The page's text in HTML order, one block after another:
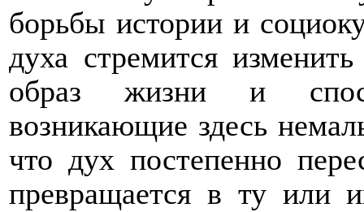
борьбы истории и
духа стремится
образ жизни и
возникающие здесь
что дух постепенно
превращается в ту или